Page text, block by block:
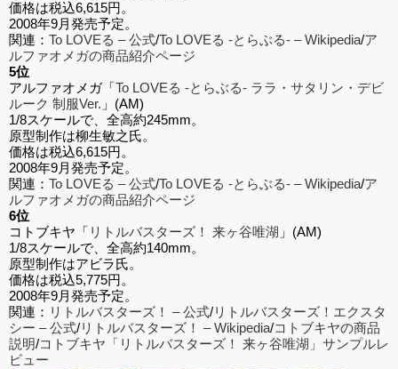
価格は税込6,615円。
2008年9月発売予定。
関連： To LOVEる – 公式/To LOVEる -とらぶる- – Wikipedia/ア
ルファオメガの商品紹介ページ
5位
アルファオメガ「To LOVEる -とらぶる- ララ・サタリン・デビ
ルーク 制服Ver. 」(AM)
1/8スケールで、全高約245mm。
原型制作は柳生敏之氏。
価格は税込6,615円。
2008年9月発売予定。
関連： To LOVEる – 公式/To LOVEる -とらぶる- – Wikipedia/ア
ルファオメガの商品紹介ページ
6位
コトブキヤ「 リトルバスターズ！ 来ヶ谷唯湖 」(AM)
1/8スケールで、全高約140mm。
原型制作はアビラ氏。
価格は税込5,775円。
2008年9月発売予定。
関連： リトルバスターズ！ – 公式/リトルバスターズ！エクスタ
シー – 公式/リトルバスターズ！ – Wikipedia/コトブキヤの商品
説明/コトブキヤ「リトルバスターズ！ 来ヶ谷唯湖」サンプルレ
ビュー